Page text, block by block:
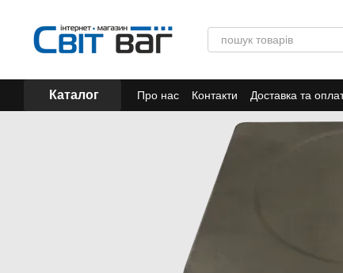
Каталог Про нас Контакти Доставка та
Акції